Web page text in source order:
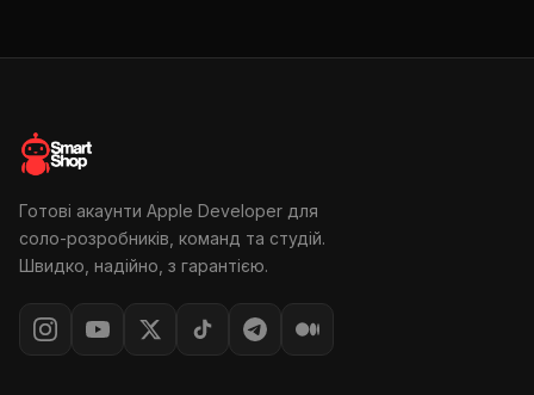
Готові акаунти Apple Developer для
соло-розробників, команд та студій.
Швидко, надійно, з гарантією.